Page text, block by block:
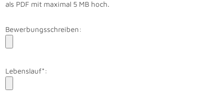
als PDF mit maximal 5 MB hoch.
Bewerbungsschreiben:
Lebenslauf*: